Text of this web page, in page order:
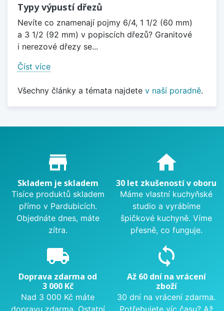
Typy výpustí dřezů
Nevíte co znamenají pojmy 6/4, 1 1/2 (60 mm)
a 3 1/2 (92 mm) v popiscích dřezů? Granitové
i nerezové dřezy se...
Číst více
Všechny články a témata najdete v naší poradně.
Proč nakupovat u nás?
store_mall_directory
Skladem je skladem
Tisíce produktů skladem
přímo v Pardubicích.
Objednáte dnes, máte
zítra.
home
30 let zkušeností v oboru
Máme vlastní kuchyňské
studio a vyrábíme
špičkové kuchyně. Víme
přesně, co funguje.
local_shipping
Doprava zdarma od
3 000 Kč
Nad 3 000 Kč máte
dopravu zdarma. Ostatní
sync
Až 60 dní na vrácení
zboží
30 dní na vrácení zdarma.
Potřebujete víc času? Až